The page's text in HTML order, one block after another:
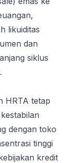
likuiditas
dan
siklus
HRTA tetap
dengan toko
tinggi
kredit